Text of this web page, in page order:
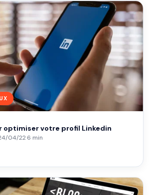
optimiser votre profil Linkedin
04/22·6 min